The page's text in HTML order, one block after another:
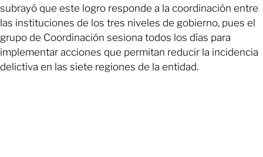
subrayó que este logro responde a la coordinación entre
las instituciones de los tres niveles de gobierno, pues el
grupo de Coordinación sesiona todos los días para
implementar acciones que permitan reducir la incidencia
delictiva en las siete regiones de la entidad.